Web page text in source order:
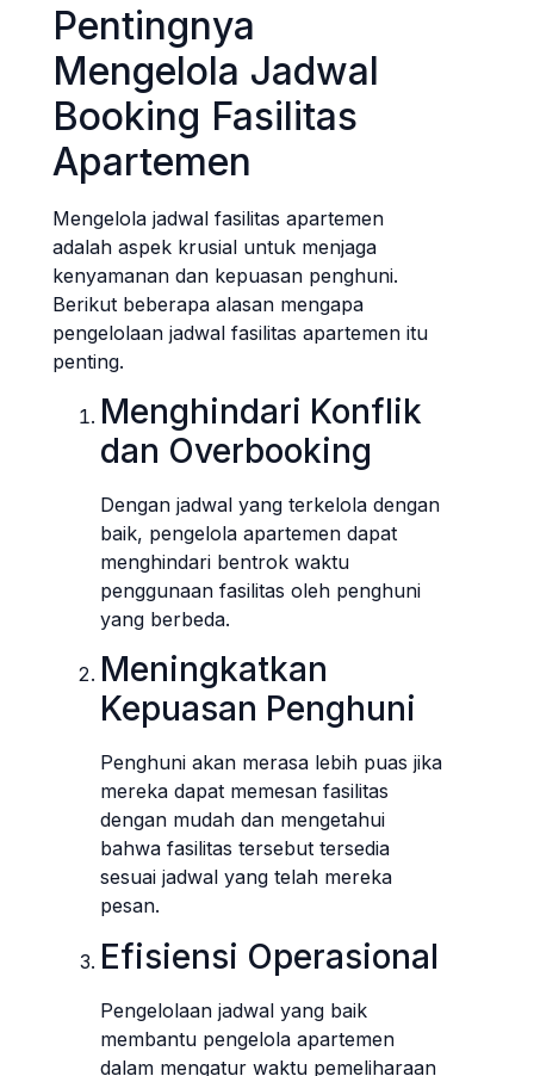
Pentingnya
Mengelola Jadwal
Booking Fasilitas
Apartemen
Mengelola jadwal fasilitas apartemen
adalah aspek krusial untuk menjaga
kenyamanan dan kepuasan penghuni.
Berikut beberapa alasan mengapa
pengelolaan jadwal fasilitas apartemen itu
penting.
Menghindari Konflik
dan Overbooking
Dengan jadwal yang terkelola dengan
baik, pengelola apartemen dapat
menghindari bentrok waktu
penggunaan fasilitas oleh penghuni
yang berbeda.
Meningkatkan
Kepuasan Penghuni
Penghuni akan merasa lebih puas jika
mereka dapat memesan fasilitas
dengan mudah dan mengetahui
bahwa fasilitas tersebut tersedia
sesuai jadwal yang telah mereka
pesan.
Efisiensi Operasional
Pengelolaan jadwal yang baik
membantu pengelola apartemen
dalam mengatur waktu pemeliharaan